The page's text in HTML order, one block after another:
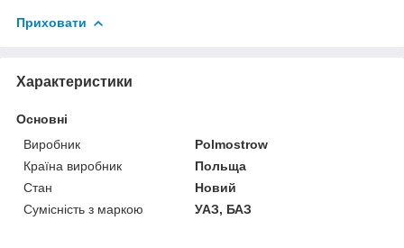
Приховати
Характеристики
Основні
Виробник
Polmostrow
Країна виробник
Польща
Стан
Новий
Сумісність з маркою
УАЗ, БАЗ